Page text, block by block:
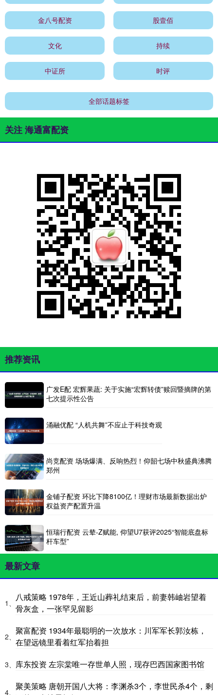
金八号配资 股壹佰
文化 持续
中证所 时评
全部话题标签
关注 海通富配资
推荐资讯
广发E配 宏辉果蔬: 关于实施“宏辉转债”赎回暨摘牌的第
七次提示性公告
涌融优配 “人机共舞”不应止于科技奇观
尚竞配资 场场爆满、反响热烈！仰韶七场中秋盛典沸腾
郑州
金铺子配资 环比下降8100亿！理财市场最新数据出炉
权益资产配置升温
恒瑞行配资 云辇-Z赋能, 仰望U7获评2025“智能底盘标
杆车型”
最新文章
1、
八戒策略 1978年，王近山葬礼结束后，前妻韩岫岩望着
骨灰盒，一张罕见留影
2、
聚富配资 1934年最聪明的一次放水：川军军长郭汝栋，
在望远镜里看着红军抬着担
3、 库东投资 左宗棠唯一存世单人照，现存巴西国家图书馆
4、
聚美策略 唐朝开国八大将：李渊杀3个，李世民杀4个，剩